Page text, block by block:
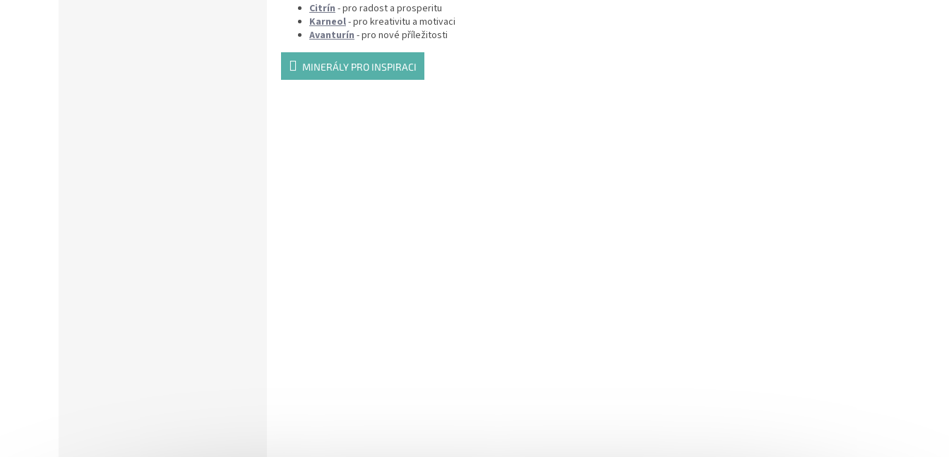
Citrín - pro radost a prosperitu
Karneol- pro kreativitu a motivaci
Avanturín - pro nové příležitosti
MINERÁLY PRO INSPIRACI